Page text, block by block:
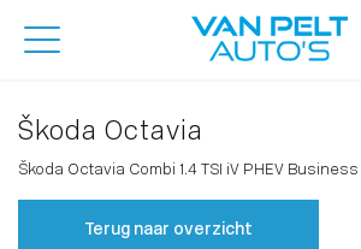
Škoda Octavia
Škoda Octavia Combi 1.4 TSI iV PHEV
Terug naar overzicht